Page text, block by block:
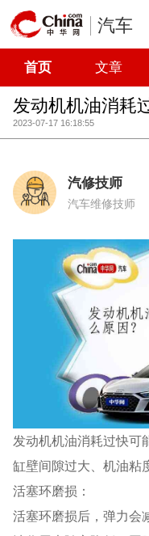
汽车
首页 文章
发动机机油消耗
2023-07-17 16:18:55
汽修技师
汽车维修技师
发动机机油消耗过快可
缸壁间隙过大、机油粘
活塞环磨损：
活塞环磨损后，弹力会